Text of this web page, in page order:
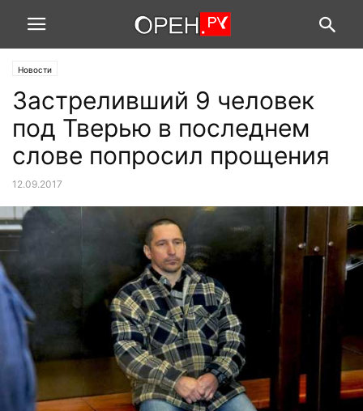
Новости
Застреливший 9 человек
под Тверью в последнем
слове попросил прощения
12.09.2017